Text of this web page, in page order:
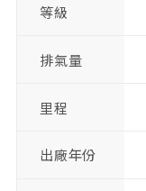
等級
排氣量
里程
出廠年份